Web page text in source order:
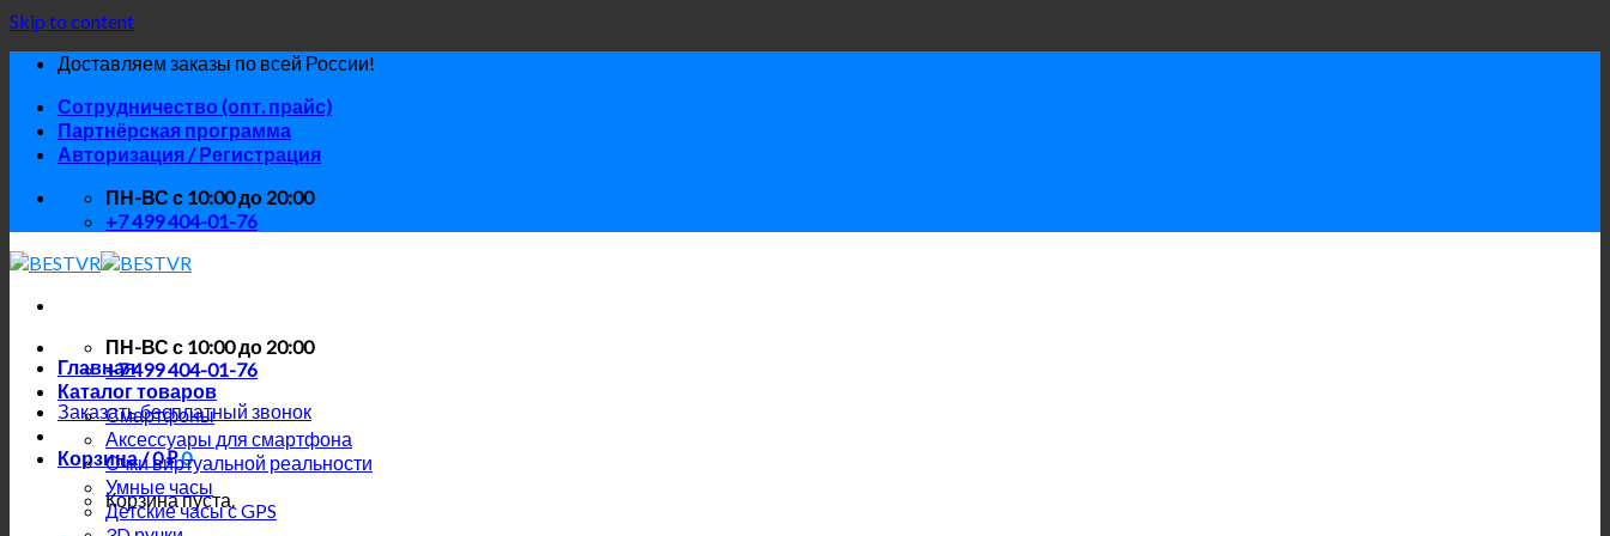
Skip to content
Доставляем заказы по всей России!
Сотрудничество (опт. прайс)
Партнёрская программа
Авторизация / Регистрация
ПН-ВС с 10:00 до 20:00
+7 499 404-01-76
ПН-ВС с 10:00 до 20:00
+7 499 404-01-76
Заказать бесплатный звонок
Корзина /0₽0
Корзина пуста.
Главная
Каталог товаров
Смартфоны
Аксессуары для смартфона
Очки виртуальной реальности
Умные часы
Детские часы с GPS